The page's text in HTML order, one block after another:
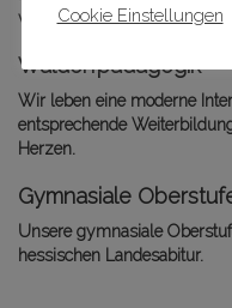
verbunden.
Waldorfpädagogik
Wir leben eine moderne
entsprechende
Herzen.
Gymnasiale
Unsere gymnasiale
hessischen Landesabitur.
Cookie Einstellungen